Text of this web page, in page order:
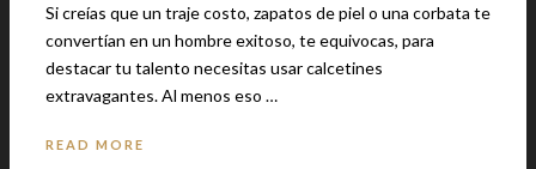
Si creías que un traje costo, zapatos de piel o una corbata te
convertían en un hombre exitoso, te equivocas, para
destacar tu talento necesitas usar calcetines
extravagantes. Al menos eso …
READ MORE